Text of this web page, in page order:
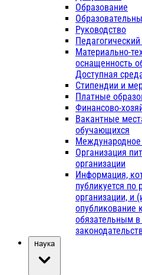
Образование
Руководство
Материально-
оснащенность
Доступная
Стипендии и
Платные
Финансово-
Вакантные
обучающихся
Международное
Организация
организации
Информация,
публикуется по
организации, и
опубликование
обязательным в
Наука